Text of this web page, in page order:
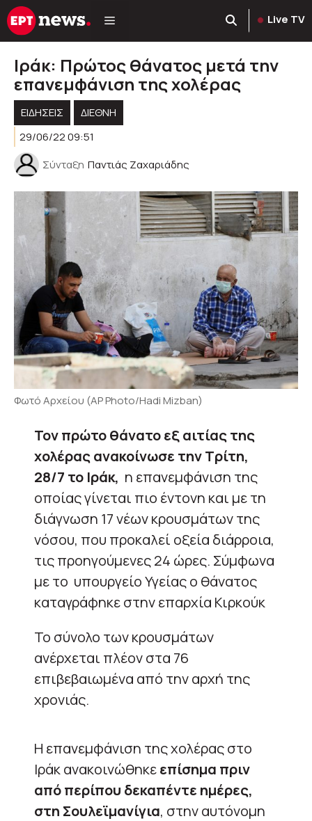
Μετάβαση
σε
Live TV
Ιράκ: Πρώτος θάνατος μετά την
επανεμφάνιση της χολέρας
ΕΙΔΗΣΕΙΣ
ΔΙΕΘΝΗ
29/06/22 09:51
Σύνταξη Παντιάς Ζαχαριάδης
Φωτό Αρχείου (AP Photo/Hadi Mizban)
Τον πρώτο θάνατο εξ αιτίας της
χολέρας ανακοίνωσε την Τρίτη,
28/7 το Ιράκ, η επανεμφάνιση της
οποίας γίνεται πιο έντονη και με τη
διάγνωση 17 νέων κρουσμάτων της
νόσου, που προκαλεί οξεία διάρροια,
τις προηγούμενες 24 ώρες. Σύμφωνα
με το υπουργείο Υγείας ο θάνατος
καταγράφηκε στην επαρχία Κιρκούκ
Το σύνολο των κρουσμάτων
ανέρχεται πλέον στα 76
επιβεβαιωμένα από την αρχή της
χρονιάς.
Η επανεμφάνιση της χολέρας στο
Ιράκ ανακοινώθηκεεπίσημα πριν
από περίπου δεκαπέντε ημέρες,
στη Σουλεϊμανίγια, στην αυτόνομη